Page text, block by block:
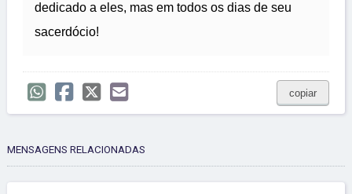
dedicado a eles, mas em todos os dias de seu
sacerdócio!
copiar
MENSAGENS RELACIONADAS